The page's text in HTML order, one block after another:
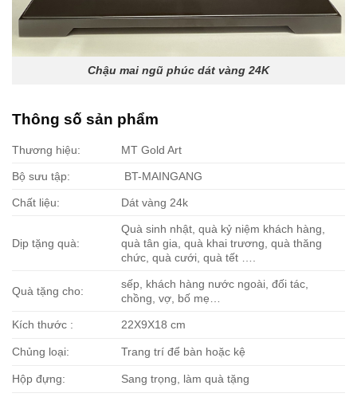
Chậu mai ngũ phúc dát vàng 24K
Thông số sản phẩm
Thương hiệu: MT Gold Art
Bộ sưu tập: BT-MAINGANG
Chất liệu: Dát vàng 24k
Dịp tặng quà:
Quà sinh nhật, quà kỷ niệm khách hàng,
quà tân gia, quà khai trương, quà thăng
chức, quà cưới, quà tết ….
Quà tặng cho:
sếp, khách hàng nước ngoài, đối tác,
chồng, vợ, bố mẹ…
Kích thước : 22X9X18 cm
Chủng loại: Trang trí để bàn hoặc kệ
Hộp đựng: Sang trọng, làm quà tặng